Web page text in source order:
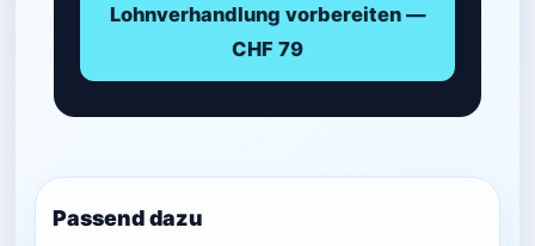
Lohnverhandlung vorbereiten —
CHF 79
Passend dazu